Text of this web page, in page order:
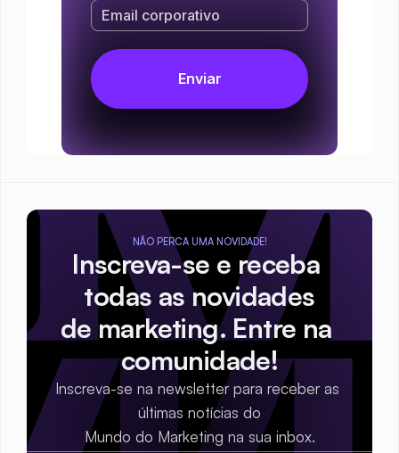
NÃO PERCA UMA NOVIDADE!
Inscreva-se e receba
todas as novidades
de marketing. Entre na
comunidade!
Inscreva-se na newsletter para receber as
últimas notícias do
Mundo do Marketing na sua inbox.